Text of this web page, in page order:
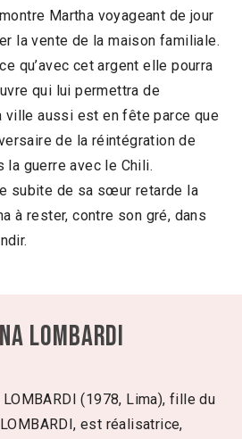
montre Martha voyageant de jour
la vente de la maison familiale.
qu’avec cet argent elle pourra
qui lui permettra de
ville aussi est en fête parce que
de la réintégration de
la guerre avec le Chili.
subite de sa sœur retarde la
à rester, contre son gré, dans
Lombardi
LOMBARDI (1978, Lima), fille du
est réalisatrice,